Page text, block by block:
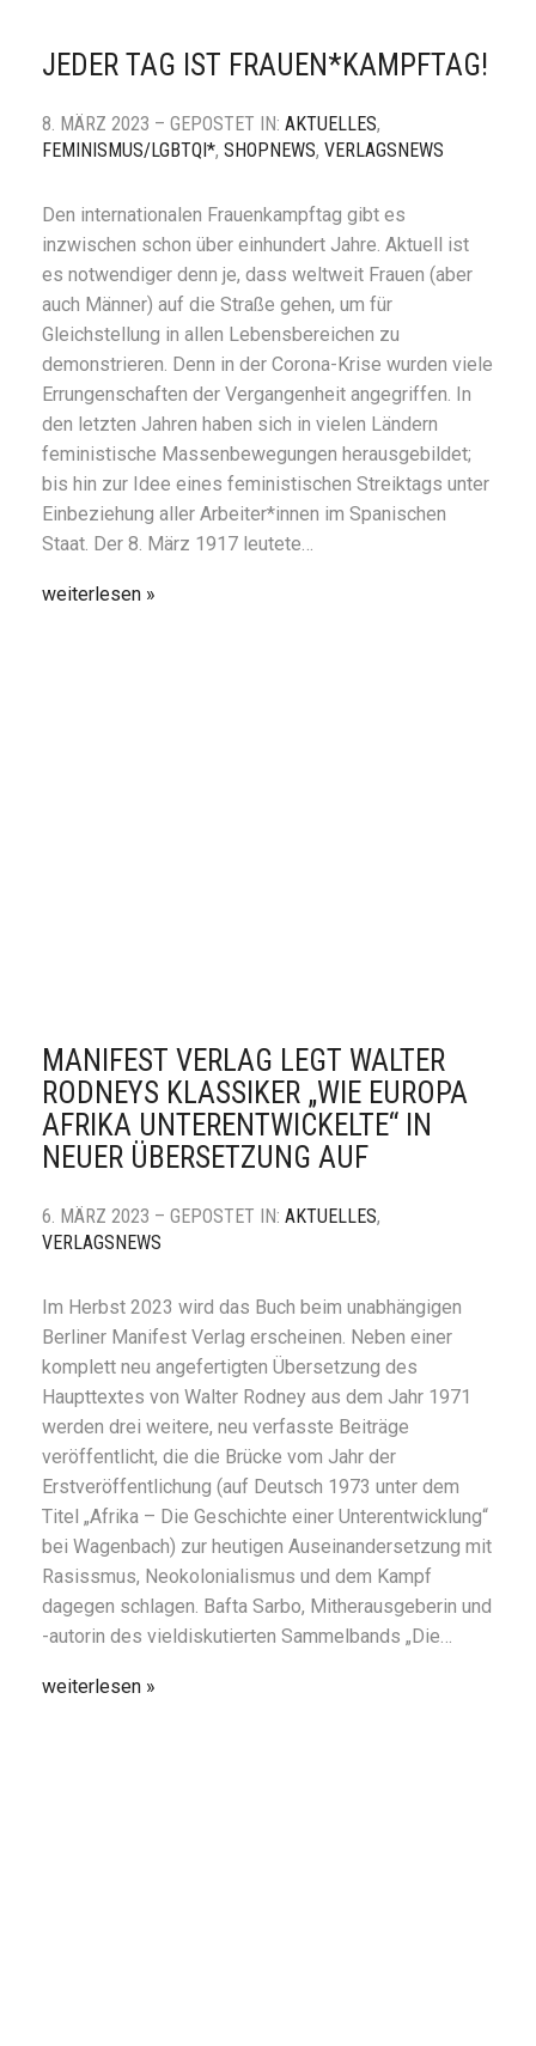
JEDER TAG IST FRAUEN*KAMPFTAG!
8. MÄRZ 2023 – GEPOSTET IN: AKTUELLES,
FEMINISMUS/LGBTQI*, SHOPNEWS, VERLAGSNEWS
Den internationalen Frauenkampftag gibt es
inzwischen schon über einhundert Jahre. Aktuell ist
es notwendiger denn je, dass weltweit Frauen (aber
auch Männer) auf die Straße gehen, um für
Gleichstellung in allen Lebensbereichen zu
demonstrieren. Denn in der Corona-Krise wurden viele
Errungenschaften der Vergangenheit angegriffen. In
den letzten Jahren haben sich in vielen Ländern
feministische Massenbewegungen herausgebildet;
bis hin zur Idee eines feministischen Streiktags unter
Einbeziehung aller Arbeiter*innen im Spanischen
Staat. Der 8. März 1917 leutete…
weiterlesen
MANIFEST VERLAG LEGT WALTER
RODNEYS KLASSIKER „WIE EUROPA
AFRIKA UNTERENTWICKELTE“ IN
NEUER ÜBERSETZUNG AUF
6. MÄRZ 2023 – GEPOSTET IN: AKTUELLES,
VERLAGSNEWS
Im Herbst 2023 wird das Buch beim unabhängigen
Berliner Manifest Verlag erscheinen. Neben einer
komplett neu angefertigten Übersetzung des
Haupttextes von Walter Rodney aus dem Jahr 1971
werden drei weitere, neu verfasste Beiträge
veröffentlicht, die die Brücke vom Jahr der
Erstveröffentlichung (auf Deutsch 1973 unter dem
Titel „Afrika – Die Geschichte einer Unterentwicklung“
bei Wagenbach) zur heutigen Auseinandersetzung mit
Rasissmus, Neokolonialismus und dem Kampf
dagegen schlagen. Bafta Sarbo, Mitherausgeberin und
-autorin des vieldiskutierten Sammelbands „Die…
weiterlesen